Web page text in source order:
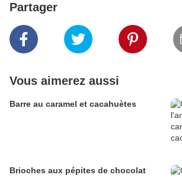
Partager
Vous aimerez aussi
Barre au caramel et cacahuètes
Brioches aux pépites de chocolat